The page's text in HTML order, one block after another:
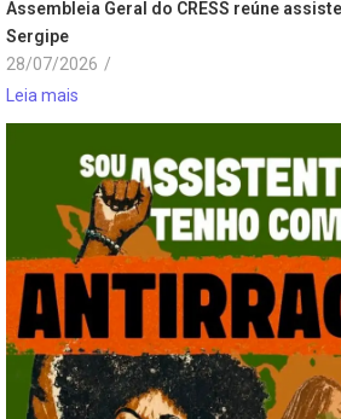
Assembleia Geral do CRESS reúne
Sergipe
28/07/2026 /
Leia mais